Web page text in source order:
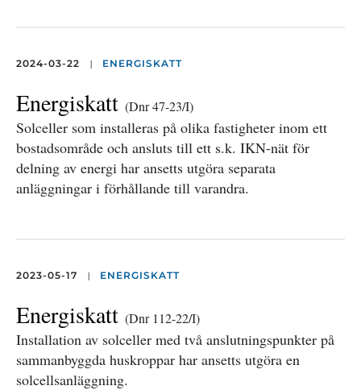
2024-03-22 | ENERGISKATT
Energiskatt (Dnr 47-23/I)
Solceller som installeras på olika fastigheter inom ett
bostadsområde och ansluts till ett s.k. IKN-nät för
delning av energi har ansetts utgöra separata
anläggningar i förhållande till varandra.
2023-05-17 | ENERGISKATT
Energiskatt (Dnr 112-22/I)
Installation av solceller med två anslutningspunkter på
sammanbyggda huskroppar har ansetts utgöra en
solcellsanläggning.